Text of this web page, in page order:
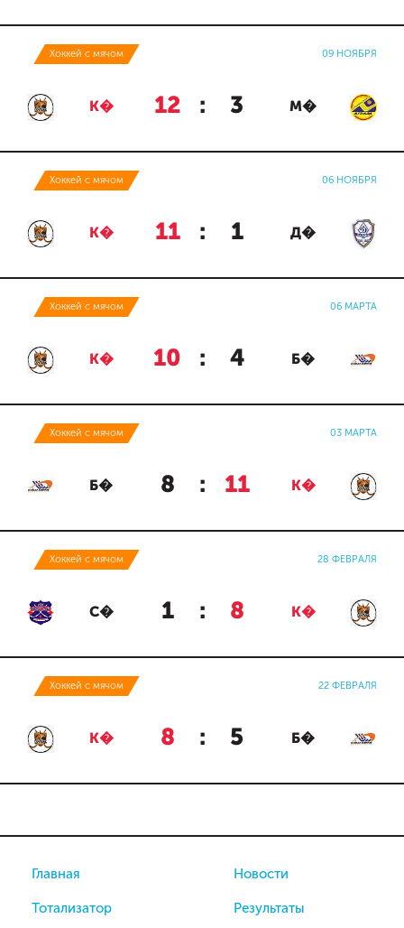
Хоккей с мячом 09 НОЯБРЯ
К� 12 : 3 М�
Хоккей с мячом 06 НОЯБРЯ
К� 11 : 1 Д�
Хоккей с мячом 06 МАРТА
К� 10 : 4 Б�
Хоккей с мячом 03 МАРТА
Б� 8 : 11 К�
Хоккей с мячом 28 ФЕВРАЛЯ
С� 1 : 8 К�
Хоккей с мячом 22 ФЕВРАЛЯ
К� 8 : 5 Б�
Главная
Тотализатор
Новости
Результаты